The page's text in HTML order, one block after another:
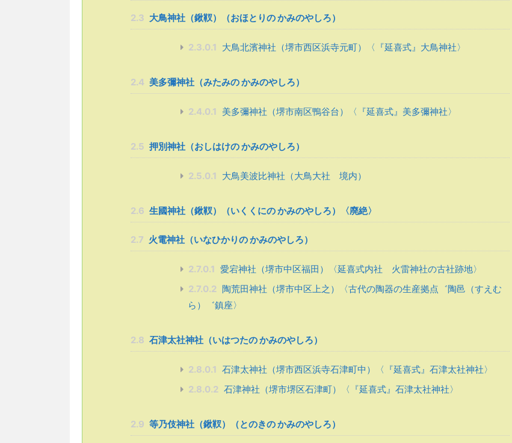
2.3 大鳥神社（鍬靫）（おほとりの かみのやしろ）
2.3.0.1 大鳥北濱神社（堺市西区浜寺元町）〈『延喜式』大鳥神社〉
2.4 美多彌神社（みたみの かみのやしろ）
2.4.0.1 美多彌神社（堺市南区鴨谷台）〈『延喜式』美多彌神社〉
2.5 押別神社（おしはけの かみのやしろ）
2.5.0.1 大鳥美波比神社（大鳥大社 境内）
2.6 生國神社（鍬靫）（いくくにの かみのやしろ）〈廃絶〉
2.7 火電神社（いなひかりの かみのやしろ）
2.7.0.1 愛宕神社（堺市中区福田）〈延喜式内社 火雷神社の古社跡地〉
2.7.0.2 陶荒田神社（堺市中区上之）〈古代の陶器の生産拠点゛陶邑（すえむ
ら）゛鎮座〉
2.8 石津太社神社（いはつたの かみのやしろ）
2.8.0.1 石津太神社（堺市西区浜寺石津町中）〈『延喜式』石津太社神社〉
2.8.0.2 石津神社（堺市堺区石津町）〈『延喜式』石津太社神社〉
2.9 等乃伎神社（鍬靫）（とのきの かみのやしろ）